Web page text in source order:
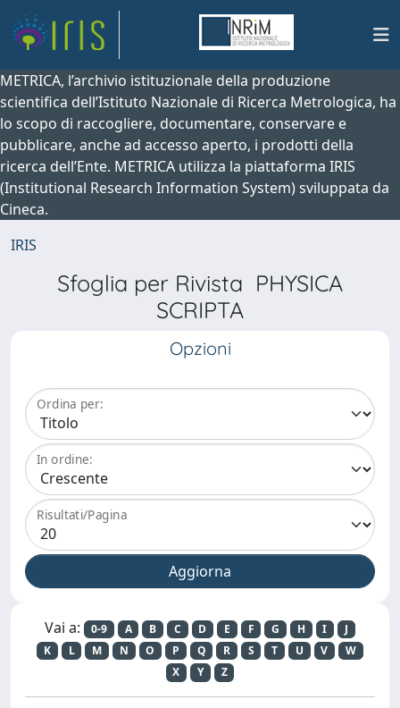
METRICA, l’archivio istituzionale della produzione
scientifica dell’Istituto Nazionale di Ricerca Metrologica, ha
lo scopo di raccogliere, documentare, conservare e
pubblicare, anche ad accesso aperto, i prodotti della
ricerca dell’Ente. METRICA utilizza la piattaforma IRIS
(Institutional Research Information System) sviluppata da
Cineca.
IRIS
Sfoglia per Rivista PHYSICA
SCRIPTA
Opzioni
Ordina per:
In ordine:
Risultati/Pagina
Vai a: 0-9 A B C D E F G H I
J
K
L M N O P Q R S T U V
W
X
Y Z